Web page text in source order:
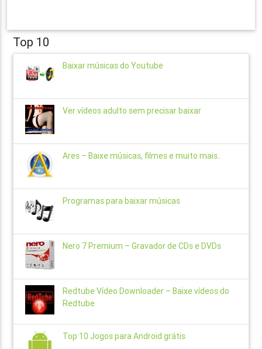
Top 10
Baixar músicas do Youtube
Ver vídeos adulto sem precisar baixar
Ares – Baixe músicas, filmes e muito mais..
Programas para baixar músicas
Nero 7 Premium – Gravador de CDs e DVDs
Redtube Vídeo Downloader – Baixe vídeos do
Redtube
Top 10 Jogos para Android grátis